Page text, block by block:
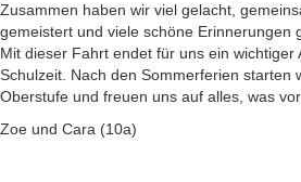
Zusammen haben wir viel gelacht,
gemeistert und viele schöne Erinnerungen
Mit dieser Fahrt endet für uns ein wichtiger
Schulzeit. Nach den Sommerferien starten
Oberstufe und freuen uns auf alles, was
Zoe und Cara (10a)